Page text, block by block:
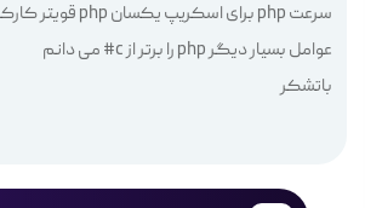
سرعت php برای اسکریپ یکسان php قویتر کارکرده و…
عوامل بسیار دیگر php را برتر از c# می دانم
باتشکر